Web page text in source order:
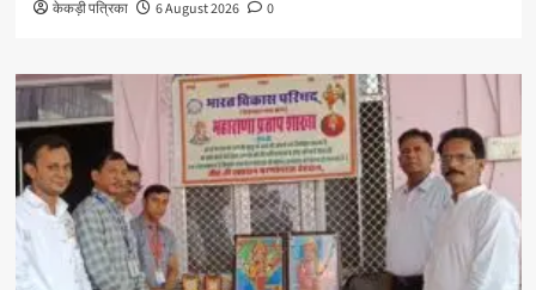
केकड़ी पत्रिका 6 August 2026 0